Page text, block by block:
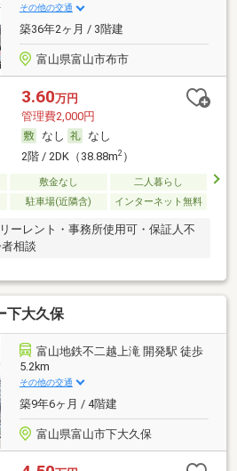
その他の交通
築36年2ヶ月 / 3階建
富山県富山市布市
3.60万円
管理費2,000円
なし
なし
2階 / 2DK（38.88m2）
敷金なし
二人暮らし
駐車場(近隣含) インターネット無料
ーレント・事務所使用可・保証人不
相談
下大久保
富山地鉄不二越上滝 開発駅 徒歩
5.2km
その他の交通
築9年6ヶ月 / 4階建
富山県富山市下大久保